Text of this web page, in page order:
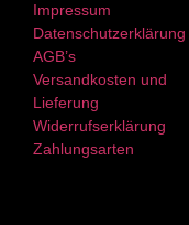
Impressum
Datenschutzerklärung
AGB’s
Versandkosten und
Lieferung
Widerrufserklärung
Zahlungsarten